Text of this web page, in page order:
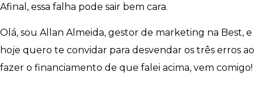
Afinal, essa falha pode sair bem cara.
Olá, sou Allan Almeida, gestor de marketing na Best, e
hoje quero te convidar para desvendar os três erros ao
fazer o financiamento de que falei acima, vem comigo!